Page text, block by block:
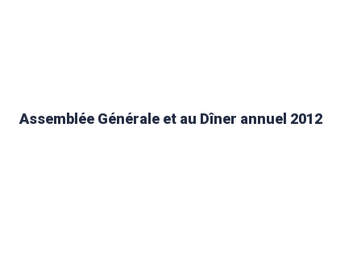
Assemblée Générale et au Dîner annuel 2012